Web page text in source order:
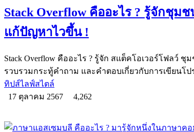
Stack Overflow คืออะไร ? รู้จักชุ
แก้ปัญหาไวขึ้น !
Stack Overflow คืออะไร ? รู้จัก สแต็คโอเวอร์โฟล
รวบรวมกระทู้คำถาม และคำตอบเกี่ยวกับการเขียนโป
ทิปส์ไลฟ์สไตล์
17 ตุลาคม 2567
4,262